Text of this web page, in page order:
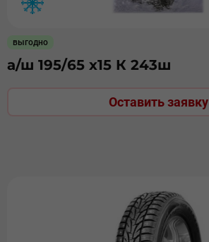
выгодно
а/ш 195/65 х15 К 243ш
Оставить заявку